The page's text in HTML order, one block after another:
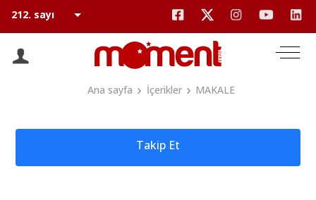
Ana sayfa İçerikler MAKALE
Takip Et